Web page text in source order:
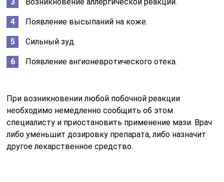
Появление высыпаний на коже.
Сильный зуд.
Появление ангионевротического отека.
При возникновении любой побочной реакции
необходимо немедленно сообщить об этом
специалисту и приостановить применение мази. Врач
либо уменьшит дозировку препарата, либо назначит
другое лекарственное средство.